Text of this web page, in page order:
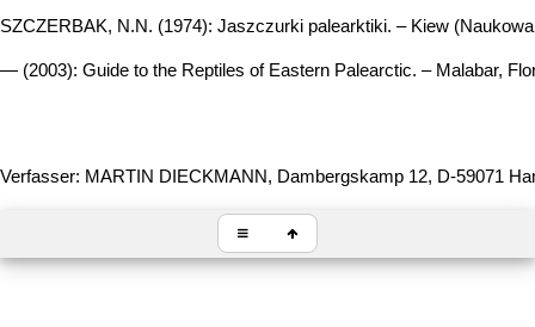
SZCZERBAK, N.N. (1974): Jaszczurki palearktiki. – Kiew
— (2003): Guide to the Reptiles of Eastern Palearctic. – Malabar,
Verfasser: MARTIN DIECKMANN, Dambergskamp 12, D-59071